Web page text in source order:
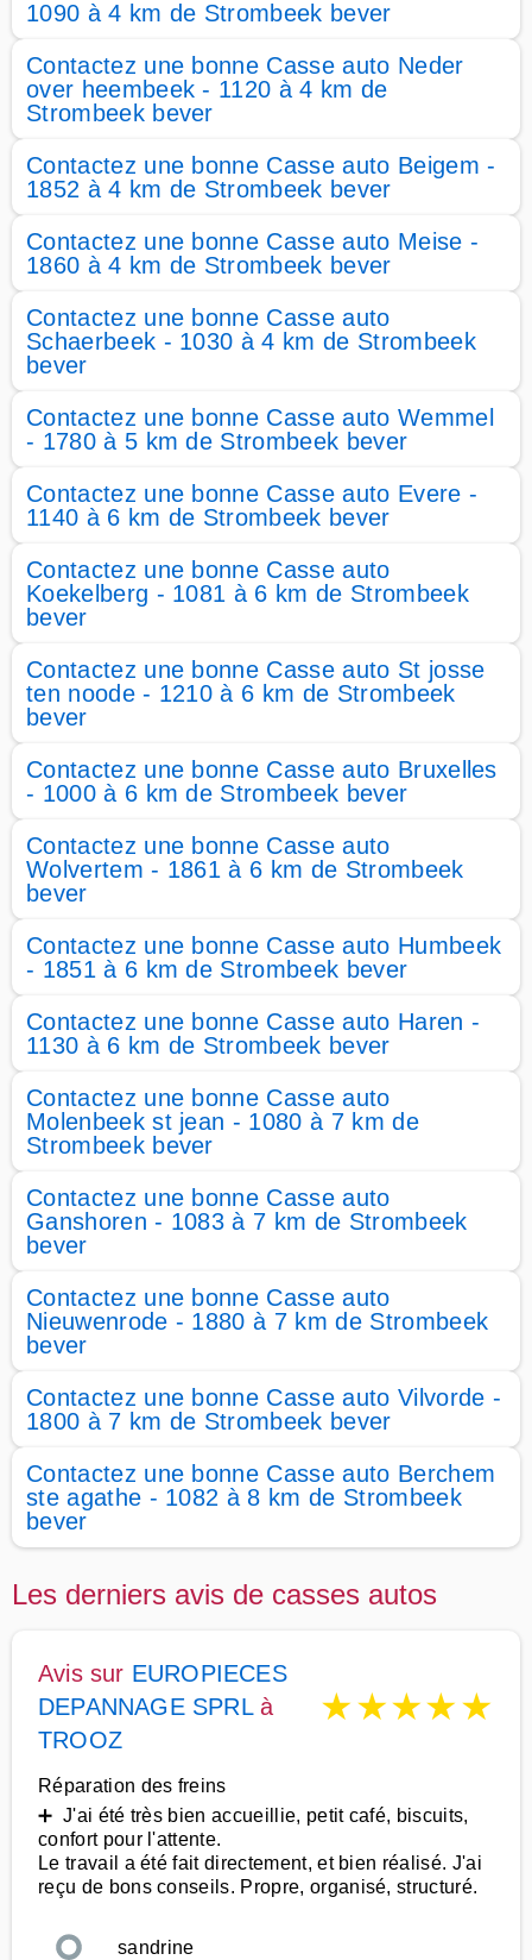
1090 à 4 km de Strombeek bever
Contactez une bonne Casse auto Neder
over heembeek - 1120 à 4 km de
Strombeek bever
Contactez une bonne Casse auto Beigem -
1852 à 4 km de Strombeek bever
Contactez une bonne Casse auto Meise -
1860 à 4 km de Strombeek bever
Contactez une bonne Casse auto
Schaerbeek - 1030 à 4 km de Strombeek
bever
Contactez une bonne Casse auto Wemmel
- 1780 à 5 km de Strombeek bever
Contactez une bonne Casse auto Evere -
1140 à 6 km de Strombeek bever
Contactez une bonne Casse auto
Koekelberg - 1081 à 6 km de Strombeek
bever
Contactez une bonne Casse auto St josse
ten noode - 1210 à 6 km de Strombeek
bever
Contactez une bonne Casse auto Bruxelles
- 1000 à 6 km de Strombeek bever
Contactez une bonne Casse auto
Wolvertem - 1861 à 6 km de Strombeek
bever
Contactez une bonne Casse auto Humbeek
- 1851 à 6 km de Strombeek bever
Contactez une bonne Casse auto Haren -
1130 à 6 km de Strombeek bever
Contactez une bonne Casse auto
Molenbeek st jean - 1080 à 7 km de
Strombeek bever
Contactez une bonne Casse auto
Ganshoren - 1083 à 7 km de Strombeek
bever
Contactez une bonne Casse auto
Nieuwenrode - 1880 à 7 km de Strombeek
bever
Contactez une bonne Casse auto Vilvorde -
1800 à 7 km de Strombeek bever
Contactez une bonne Casse auto Berchem
ste agathe - 1082 à 8 km de Strombeek
bever
Les derniers avis de casses autos
Avis sur EUROPIECES
DEPANNAGE SPRLà
TROOZ
★★★★★
Réparation des freins
➕ J'ai été très bien accueillie, petit café, biscuits,
confort pour l'attente.
Le travail a été fait directement, et bien réalisé. J'ai
reçu de bons conseils. Propre, organisé, structuré.
sandrine